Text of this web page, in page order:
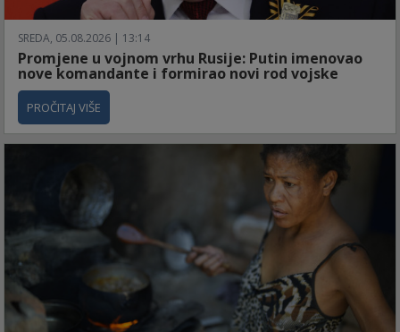
SREDA, 05.08.2026 | 13:14
Promjene u vojnom vrhu Rusije: Putin imenovao
nove komandante i formirao novi rod vojske
PROČITAJ VIŠE